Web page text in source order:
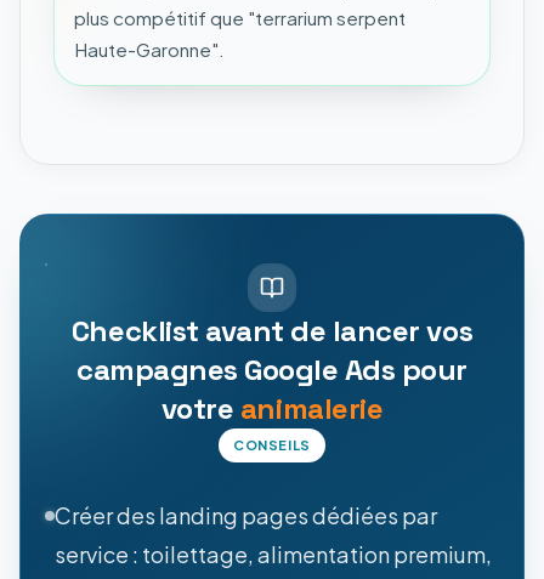
plus compétitif que "terrarium serpent
Haute-Garonne".
Checklist avant de lancer vos
campagnes Google Ads pour
votre animalerie
CONSEILS
Créer des landing pages dédiées par
service : toilettage, alimentation premium,